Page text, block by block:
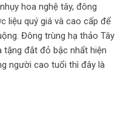
hoa nghệ tây, đông
liệu quý giá và cao cấp để
Đông trùng hạ thảo Tây
tặng đắt đỏ bậc nhất hiện
người cao tuổi thì đây là